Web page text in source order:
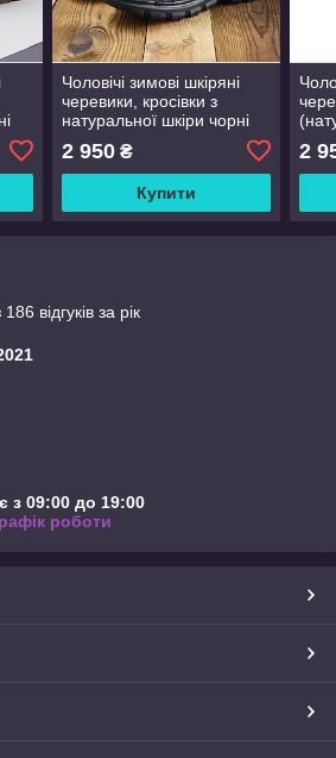
Чоловічі зимові шкіряні
черевики, кросівки з
натуральної шкіри чорні
на хутрі для чоловіків на
зиму, розмір 40 41 42 43
44 45
2 950₴
Купити
44
2
відгуків за рік
з 09:00 до 19:00
роботи